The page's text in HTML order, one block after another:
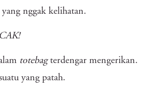
nggak kelihatan.
totebagterdengar mengerikan.
yang patah.